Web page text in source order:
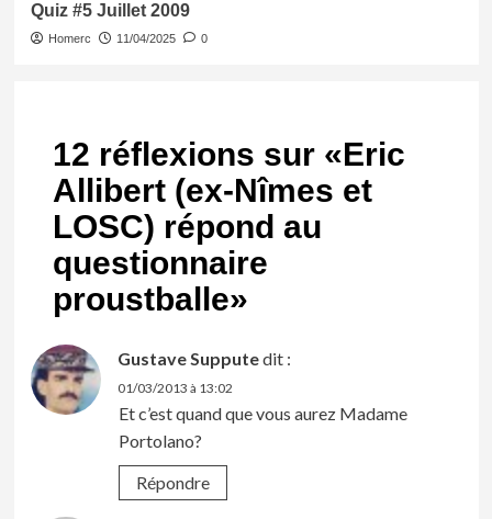
Quiz #5 Juillet 2009
Homerc 11/04/2025 0
12 réflexions sur «Eric
Allibert (ex-Nîmes et
LOSC) répond au
questionnaire
proustballe»
Gustave Supputedit :
01/03/2013 à 13:02
Et c’est quand que vous aurez Madame
Portolano?
Répondre